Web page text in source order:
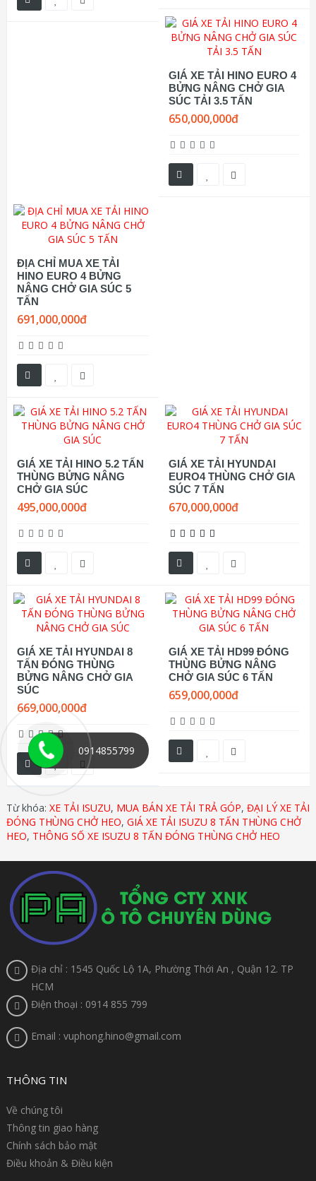
GIÁ XE TẢI HINO EURO 4
BỬNG NÂNG CHỞ GIA
SÚC TẢI 3.5 TẤN
650,000,000đ
ĐỊA CHỈ MUA XE TẢI
HINO EURO 4 BỬNG
NÂNG CHỞ GIA SÚC 5
TẤN
691,000,000đ
GIÁ XE TẢI HINO 5.2 TẤN
THÙNG BỬNG NÂNG
CHỞ GIA SÚC
495,000,000đ
GIÁ XE TẢI HYUNDAI
EURO4 THÙNG CHỞ GIA
SÚC 7 TẤN
670,000,000đ
GIÁ XE TẢI HYUNDAI 8
TẤN ĐÓNG THÙNG
BỬNG NÂNG CHỞ GIA
SÚC
669,000,000đ
GIÁ XE TẢI HD99 ĐÓNG
THÙNG BỬNG NÂNG
CHỞ GIA SÚC 6 TẤN
659,000,000đ
Từ khóa: XE TẢI ISUZU, MUA BÁN XE TẢI TRẢ GÓP, ĐẠI LÝ XE TẢI
ĐÓNG THÙNG CHỞ HEO, GIÁ XE TẢI ISUZU 8 TẤN THÙNG CHỞ
HEO, THÔNG SỐ XE ISUZU 8 TẤN ĐÓNG THÙNG CHỞ HEO
Địa chỉ : 1545 Quốc Lộ 1A, Phường Thới An , Quận 12. TP
HCM
Điện thoại : 0914 855 799
Email : vuphong.hino@gmail.com
THÔNG TIN
Về chúng tôi
Thông tin giao hàng
Chính sách bảo mật
Điều khoản & Điều kiện
0914855799